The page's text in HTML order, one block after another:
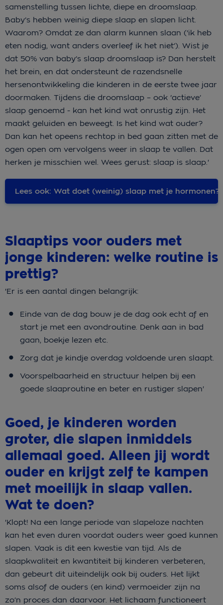
samenstelling tussen lichte, diepe en droomslaap.
Baby’s hebben weinig diepe slaap en slapen licht.
Waarom? Omdat ze dan alarm kunnen slaan (‘ik heb
eten nodig, want anders overleef ik het niet’). Wist je
dat 50% van baby’s slaap droomslaap is? Dan herstelt
het brein, en dat ondersteunt de razendsnelle
hersenontwikkeling die kinderen in de eerste twee jaar
doormaken. Tijdens die droomslaap – ook ‘actieve’
slaap genoemd - kan het kind wat onrustig zijn. Het
maakt geluiden en beweegt. Is het kind wat ouder?
Dan kan het opeens rechtop in bed gaan zitten met de
ogen open om vervolgens weer in slaap te vallen. Dat
herken je misschien wel. Wees gerust: slaap is slaap.'
Lees ook: Wat doet (weinig) slaap met je hormonen?
Slaaptips voor ouders met
jonge kinderen: welke routine is
prettig?
'Er is een aantal dingen belangrijk:
Einde van de dag bouw je de dag ook echt af en
start je met een avondroutine. Denk aan in bad
gaan, boekje lezen etc.
Zorg dat je kindje overdag voldoende uren slaapt.
Voorspelbaarheid en structuur helpen bij een
goede slaaproutine en beter en rustiger slapen'
Goed, je kinderen worden
groter, die slapen inmiddels
allemaal goed. Alleen jij wordt
ouder en krijgt zelf te kampen
met moeilijk in slaap vallen.
Wat te doen?
'Klopt! Na een lange periode van slapeloze nachten
kan het even duren voordat ouders weer goed kunnen
slapen. Vaak is dit een kwestie van tijd. Als de
slaapkwaliteit en kwantiteit bij kinderen verbeteren,
dan gebeurt dit uiteindelijk ook bij ouders. Het lijkt
soms alsof de ouders (en kind) vermoeider zijn na
zo’n proces dan daarvoor. Het lichaam functioneert